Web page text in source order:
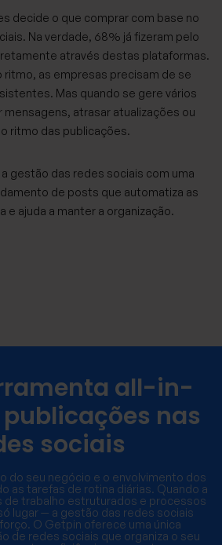
decide o que comprar com base no
Na verdade, 68% já fizeram pelo
através destas plataformas.
ritmo, as empresas precisam de se
Mas quando se gere vários
mensagens, atrasar atualizações ou
ritmo das publicações.
gestão das redes sociais com uma
de posts que automatiza as
e ajuda a manter a organização.
all-in-
nas
sociais
do seu negócio e o envolvimento dos
as tarefas de rotina diárias. Quando a
de trabalho estruturados e processos
lugar — a gestão das redes sociais
O Getpin oferece uma única
de redes sociais que organiza o seu